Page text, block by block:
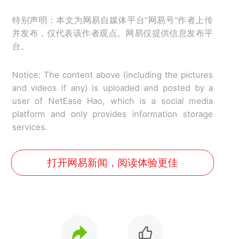
特别声明：本文为网易自媒体平台“网易号”作者上传
并发布，仅代表该作者观点。网易仅提供信息发布平
台。
Notice: The content above (including the pictures
and videos if any) is uploaded and posted by a
user of NetEase Hao, which is a social media
platform and only provides information storage
services.
打开网易新闻，阅读体验更佳